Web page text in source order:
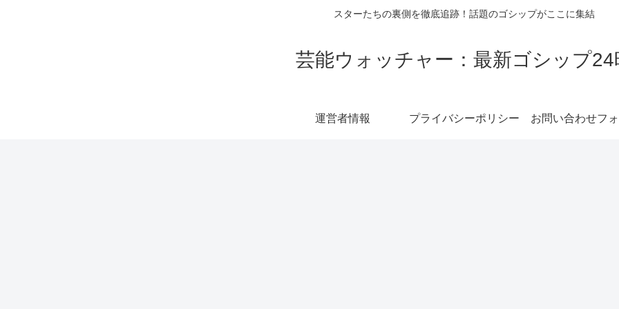
スターたちの裏側を徹底追跡！話題のゴシップがここに集結
芸能ウォッチャー：最新ゴシップ24
運営者情報 プライバシーポリシー お問い合わせフ